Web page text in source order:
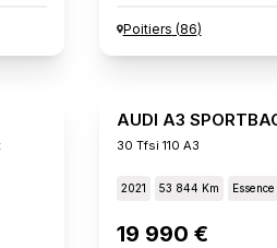
Poitiers (86)
AUDI A3
30 Tfsi 110 A3
2021 53 844 Km Essence
19 990 €